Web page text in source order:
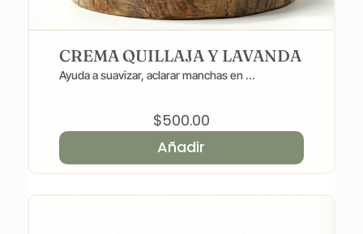
CREMA QUILLAJA Y LAVANDA
Ayuda a suavizar, aclarar manchas en ...
$500.00
Añadir